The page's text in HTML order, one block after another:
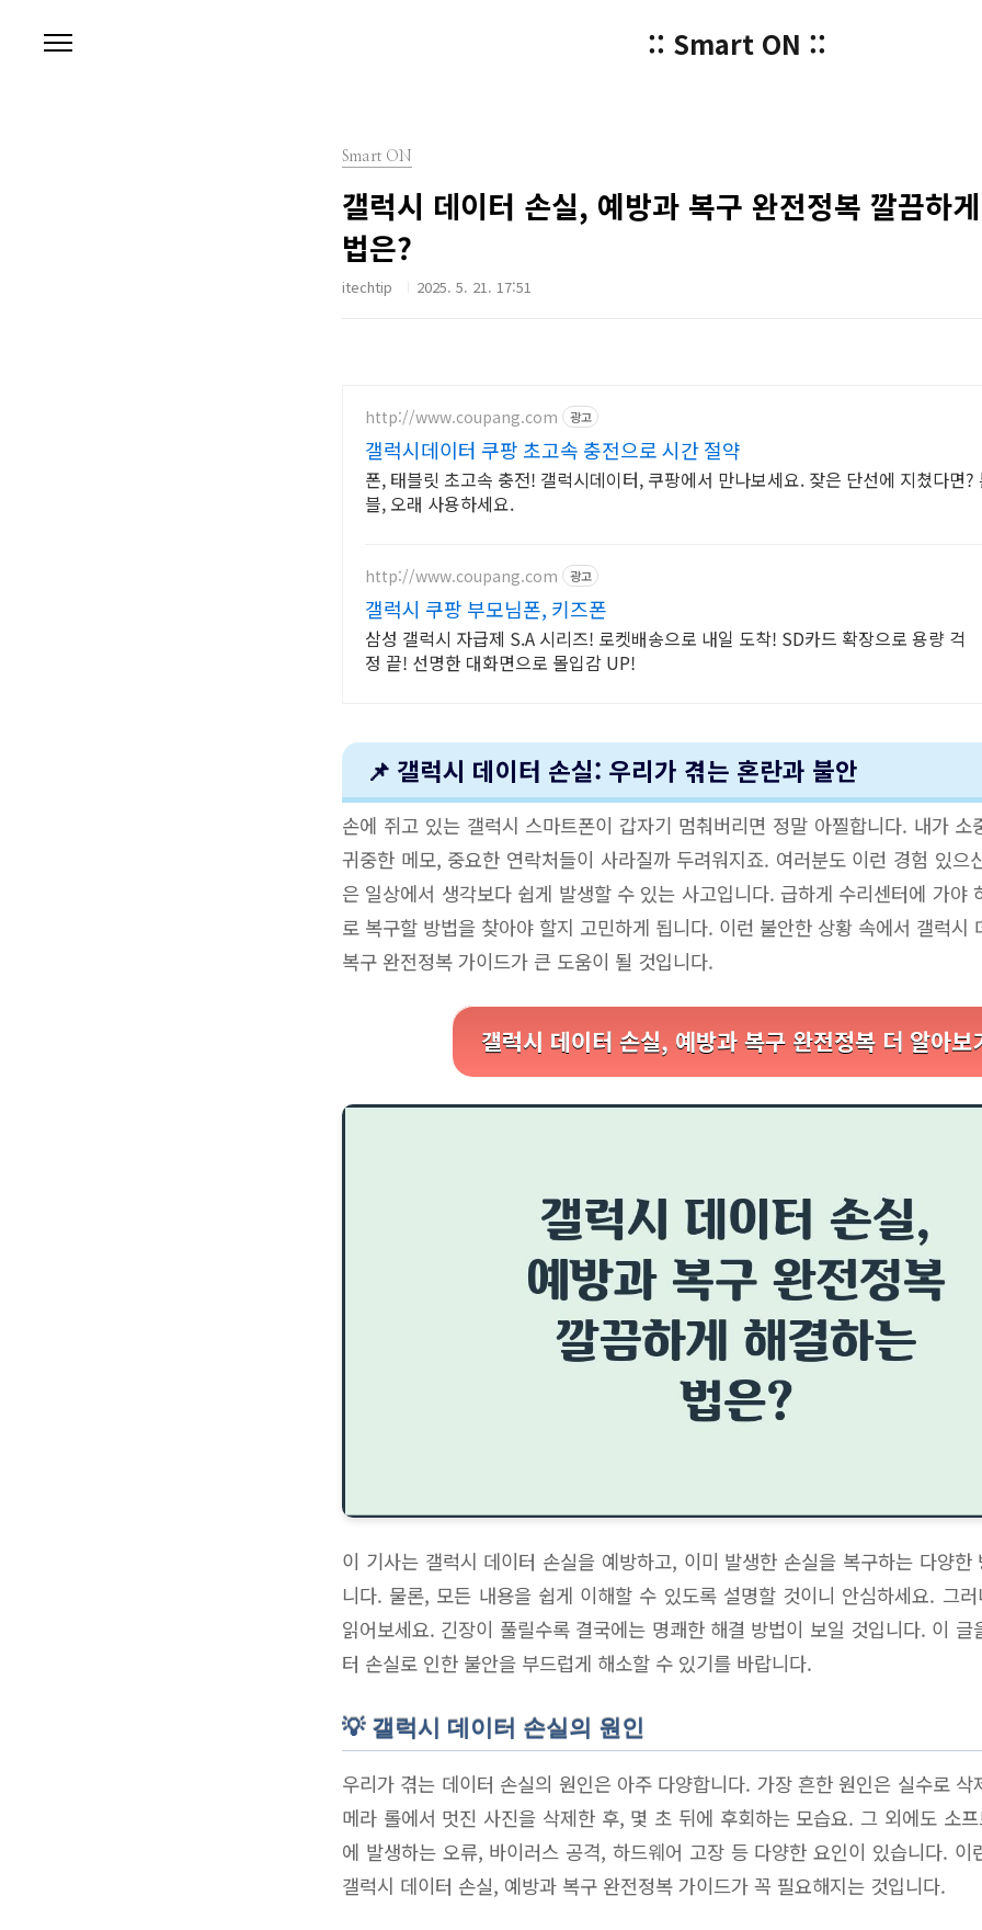
:: Smart ON ::
Smart ON
갤럭시 데이터 손실, 예방과 복구 완전정복 깔끔하
법은?
itechtip 2025. 5. 21. 17:51
http://www.coupang.com 광고
갤럭시데이터 쿠팡 초고속 충전으로 시간 절약
폰, 태블릿 초고속 충전! 갤럭시데이터, 쿠팡에서 만나보세요. 잦은 단선에 지쳤다면?
블, 오래 사용하세요.
http://www.coupang.com 광고
갤럭시 쿠팡 부모님폰, 키즈폰
삼성 갤럭시 자급제 S.A 시리즈! 로켓배송으로 내일 도착! SD카드 확장으로 용량 걱
정 끝! 선명한 대화면으로 몰입감 UP!
📌 갤럭시 데이터 손실: 우리가 겪는 혼란과 불안
손에 쥐고 있는 갤럭시 스마트폰이 갑자기 멈춰버리면 정말 아찔합니다. 내가 소
귀중한 메모, 중요한 연락처들이 사라질까 두려워지죠. 여러분도 이런 경험 있으
은 일상에서 생각보다 쉽게 발생할 수 있는 사고입니다. 급하게 수리센터에 가야
로 복구할 방법을 찾아야 할지 고민하게 됩니다. 이런 불안한 상황 속에서 갤럭시
복구 완전정복 가이드가 큰 도움이 될 것입니다.
갤럭시 데이터 손실, 예방과 복구 완전정복 더 알아보
이 기사는 갤럭시 데이터 손실을 예방하고, 이미 발생한 손실을 복구하는 다양한
니다. 물론, 모든 내용을 쉽게 이해할 수 있도록 설명할 것이니 안심하세요. 그
읽어보세요. 긴장이 풀릴수록 결국에는 명쾌한 해결 방법이 보일 것입니다. 이 글
터 손실로 인한 불안을 부드럽게 해소할 수 있기를 바랍니다.
💡 갤럭시 데이터 손실의 원인
우리가 겪는 데이터 손실의 원인은 아주 다양합니다. 가장 흔한 원인은 실수로 삭
메라 롤에서 멋진 사진을 삭제한 후, 몇 초 뒤에 후회하는 모습요. 그 외에도 소
에 발생하는 오류, 바이러스 공격, 하드웨어 고장 등 다양한 요인이 있습니다. 이
갤럭시 데이터 손실, 예방과 복구 완전정복 가이드가 꼭 필요해지는 것입니다.